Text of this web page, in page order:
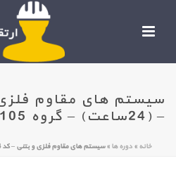
– (24ساعت) – گروه 324001105 – (4)
خانه » دوره ها »سیستم های مقاوم فلزی و بتنی – کد 324 – (24ساعت) – گروه 324001105 – (4)